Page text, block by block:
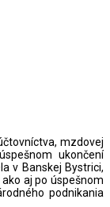
mzdovej
ukončení
v Banskej Bystrici,
ako aj po úspešnom
podnikania